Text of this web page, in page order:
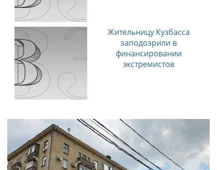
Жительницу Кузбасса
заподозрили в
финансировании
экстремистов